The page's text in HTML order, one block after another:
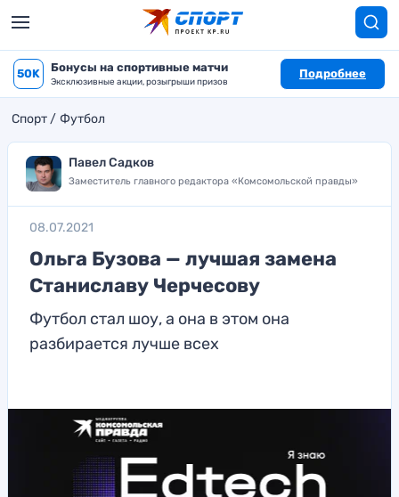
50K Бонусы на спортивные матчи
Эксклюзивные акции, розыгрыши призов
Подробнее
Спорт Футбол
Павел Садков
Заместитель главного редактора «Комсомольской правды»
08.07.2021
Ольга Бузова — лучшая замена
Станиславу Черчесову
Футбол стал шоу, а она в этом она
разбирается лучше всех